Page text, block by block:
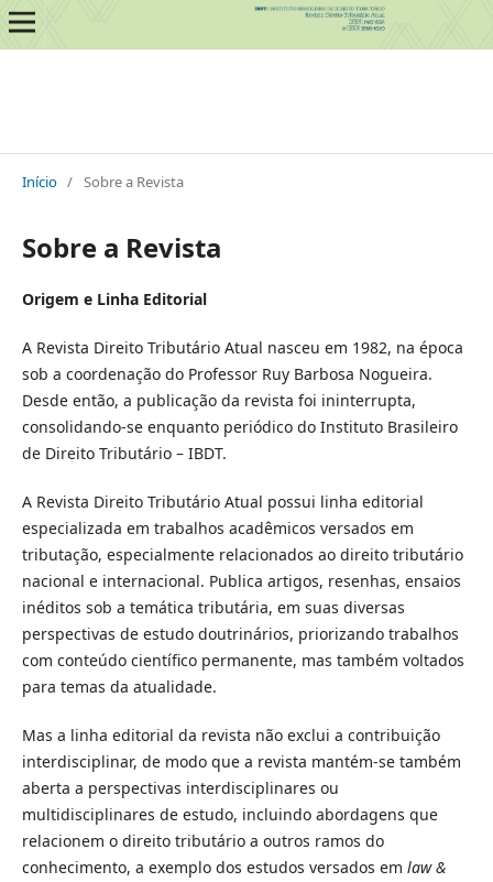
Início / Sobre a Revista
Sobre a Revista
Origem e Linha Editorial
A Revista Direito Tributário Atual nasceu em 1982, na época
sob a coordenação do Professor Ruy Barbosa Nogueira.
Desde então, a publicação da revista foi ininterrupta,
consolidando-se enquanto periódico do Instituto Brasileiro
de Direito Tributário – IBDT.
A Revista Direito Tributário Atual possui linha editorial
especializada em trabalhos acadêmicos versados em
tributação, especialmente relacionados ao direito tributário
nacional e internacional. Publica artigos, resenhas, ensaios
inéditos sob a temática tributária, em suas diversas
perspectivas de estudo doutrinários, priorizando trabalhos
com conteúdo cientí­fico permanente, mas também voltados
para temas da atualidade.
Mas a linha editorial da revista não exclui a contribuição
interdisciplinar, de modo que a revista mantém-se também
aberta a perspectivas interdisciplinares ou
multidisciplinares de estudo, incluindo abordagens que
relacionem o direito tributário a outros ramos do
conhecimento, a exemplo dos estudos versados em law &